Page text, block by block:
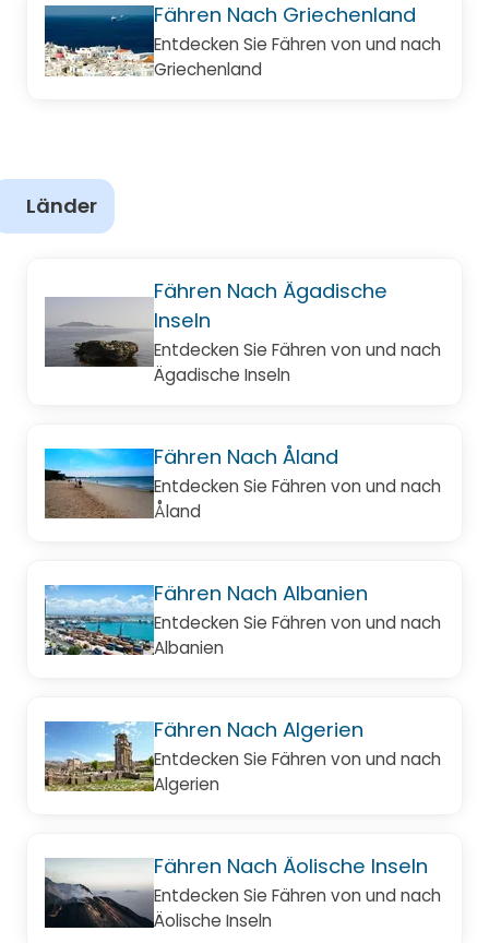
Fähren Nach Griechenland
Entdecken Sie Fähren von und nach
Griechenland
Länder
Fähren Nach Ägadische
Inseln
Entdecken Sie Fähren von und nach
Ägadische Inseln
Fähren Nach Åland
Entdecken Sie Fähren von und nach
Åland
Fähren Nach Albanien
Entdecken Sie Fähren von und nach
Albanien
Fähren Nach Algerien
Entdecken Sie Fähren von und nach
Algerien
Fähren Nach Äolische Inseln
Entdecken Sie Fähren von und nach
Äolische Inseln